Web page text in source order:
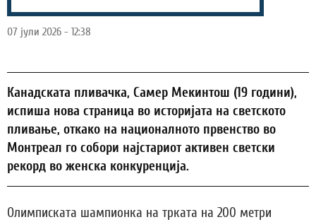
07 јули 2026 - 12:38
Канадската пливачка, Самер Мекинтош (19 години),
испиша нова страница во историјата на светското
пливање, откако на националното првенство во
Монтреал го собори најстариот активен светски
рекорд во женска конкуренција.
Олимписката шампионка на трката на 200 метри